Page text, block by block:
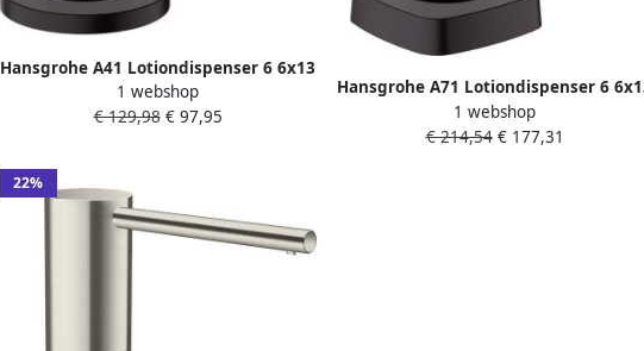
Hansgrohe A41 Lotiondispenser 6 6x13
1x31 8 cm Mat Zwart
1 webshop
€ 129,98€ 97,95
Hansgrohe A71 Lotiondispenser 6
1x33 9 cm Mat Zwart
1 webshop
€ 214,54€ 177,31
22%